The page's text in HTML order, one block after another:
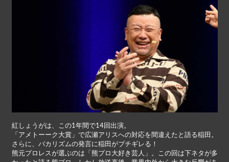
紅しょうがは、この1年間で14回出演。
「アメトーーク大賞」で広瀬アリスへの対応を間違えたと語る稲田。
さらに、バカリズムの発言に稲田がブチギレる！
熊元プロレスが選ぶのは「熊プロ大好き芸人」。この回は下ネタが多